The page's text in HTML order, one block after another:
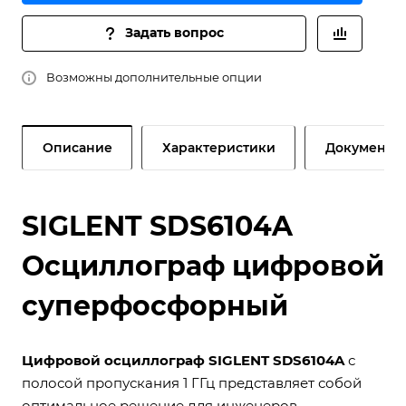
Задать вопрос
Возможны дополнительные опции
Описание Характеристики Документы
SIGLENT SDS6104A
Осциллограф цифровой
суперфосфорный
Цифровой осциллограф SIGLENT SDS6104Aс
полосой пропускания 1 ГГц представляет собой